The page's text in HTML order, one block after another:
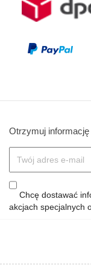
Otrzymuj
Chcę dostawać
akcjach specjalnych